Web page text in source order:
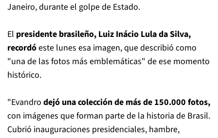
Janeiro, durante el golpe de Estado.
El presidente brasileño, Luiz Inácio Lula da Silva,
recordóeste lunes esa imagen, que describió como
"una de las fotos más emblemáticas" de ese momento
histórico.
"Evandro dejó una colección de más de 150.000 fotos,
con imágenes que forman parte de la historia de Brasil.
Cubrió inauguraciones presidenciales, hambre,